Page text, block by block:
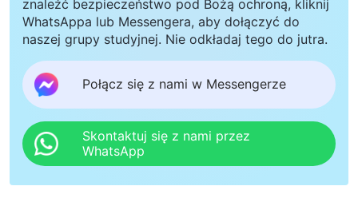
znaleźć bezpieczeństwo pod Bożą ochroną, kliknij
WhatsAppa lub Messengera, aby dołączyć do
naszej grupy studyjnej. Nie odkładaj tego do jutra.
Połącz się z nami w Messengerze
Skontaktuj się z nami przez
WhatsApp